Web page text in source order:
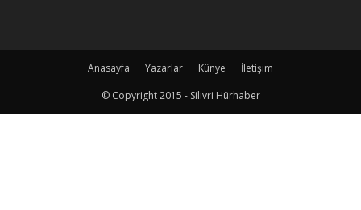
Anasayfa Yazarlar Künye
İletişim
© Copyright 2015 - Silivri Hürhaber